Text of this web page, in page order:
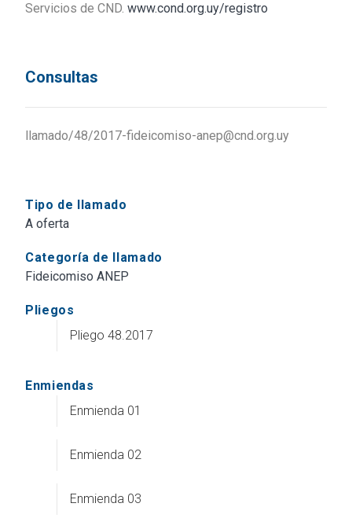
Tipo de llamado
A oferta
Categoría de llamado
Fideicomiso ANEP
Pliegos
Pliego 48.2017
Enmiendas
Enmienda 01
Enmienda 02
Enmienda 03
Servicios de CND. www.cond.org.uy/registro
Consultas
llamado/48/2017-fideicomiso-anep@cnd.org.uy